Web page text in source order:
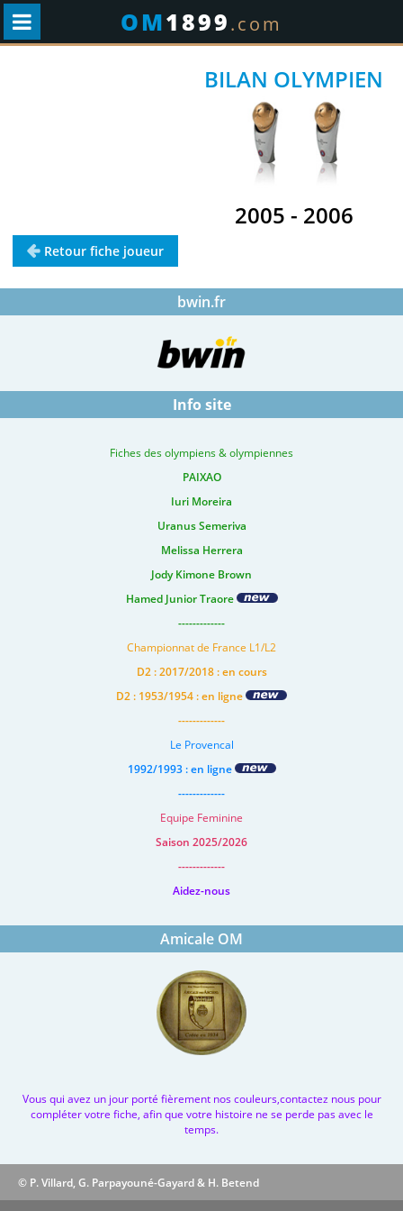
OM1899.com
BILAN OLYMPIEN
2005 - 2006
Retour fiche joueur
bwin.fr
Info site
Fiches des olympiens & olympiennes
PAIXAO
Iuri Moreira
Uranus Semeriva
Melissa Herrera
Jody Kimone Brown
Hamed Junior Traore
-------------
Championnat de France L1/L2
D2 : 2017/2018 : en cours
D2 : 1953/1954 : en ligne
-------------
Le Provencal
1992/1993 : en ligne
-------------
Equipe Feminine
Saison 2025/2026
-------------
Aidez-nous
Amicale OM
Vous qui avez un jour porté fièrement nos couleurs,contactez nous pour
compléter votre fiche, afin que votre histoire ne se perde pas avec le
temps.
© P. Villard, G. Parpayouné-Gayard & H. Betend